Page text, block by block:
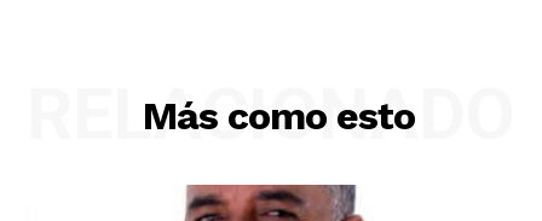
Más como esto
RELACIONADO